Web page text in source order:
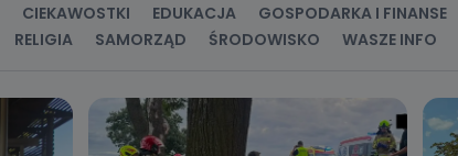
CIEKAWOSTKI EDUKACJA GOSPODARKA I FINANSE
RELIGIA SAMORZĄD ŚRODOWISKO WASZE INFO